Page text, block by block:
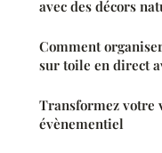
avec des décors
Comment
sur toile en direct
Transformez votre
évènementiel